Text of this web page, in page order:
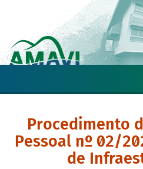
Procedimento
Pessoal nº 02/
de